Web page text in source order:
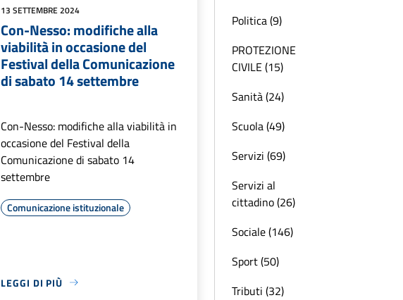
13 SETTEMBRE 2024
Con-Nesso: modifiche alla
viabilità in occasione del
Festival della Comunicazione
di sabato 14 settembre
Con-Nesso: modifiche alla viabilità in
occasione del Festival della
Comunicazione di sabato 14
settembre
Comunicazione istituzionale
LEGGI DI PIÙ
Politica (9)
PROTEZIONE
CIVILE (15)
Sanità (24)
Scuola (49)
Servizi (69)
Servizi al
cittadino (26)
Sociale (146)
Sport (50)
Tributi (32)